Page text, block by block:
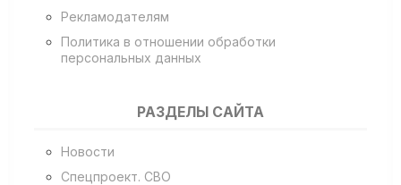
Рекламодателям
Политика в отношении обработки
персональных данных
РАЗДЕЛЫ САЙТА
Новости
Спецпроект. СВО